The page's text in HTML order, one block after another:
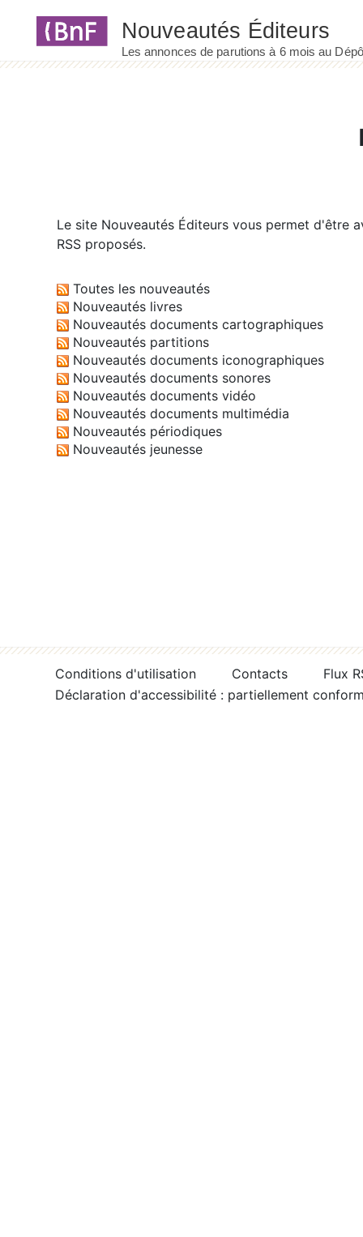
Le site Nouveautés Éditeurs vous permet d'être
RSS proposés.
Toutes les nouveautés
Nouveautés livres
Nouveautés documents cartographiques
Nouveautés partitions
Nouveautés documents iconographiques
Nouveautés documents sonores
Nouveautés documents vidéo
Nouveautés documents multimédia
Nouveautés périodiques
Nouveautés jeunesse
Conditions d'utilisation Contacts
Flux
Déclaration d'accessibilité : partiellement